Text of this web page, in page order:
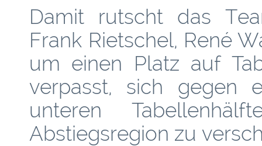
Damit rutscht das
Frank Rietschel, René
um einen Platz auf
verpasst, sich gegen
unteren
Abstiegsregion zu